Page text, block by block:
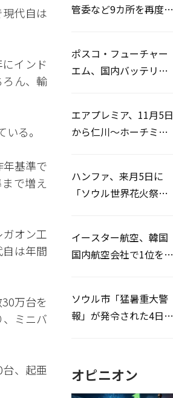
代自は
インド
ん、輸
る。
基準で
で増え
オン工
は年間
万台を
ミニバ
、起亜
管委など9カ所を再度家
ポスコ・フューチャー
エム、国内バッテリー
エアプレミア、11月5日
から仁川〜ホーチミン
ハンファ、来月5日に
「ソウル世界花火祭り
イースター航空、韓国
国内航空会社で1位を記
ソウル市「猛暑重大警
報」が発令された4日、
オピニオン